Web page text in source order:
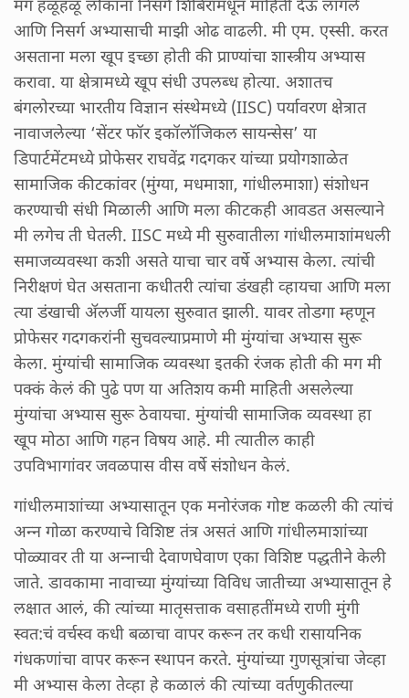
मग हळूहळू लोकांना निसर्ग शिबिरांमधून माहिती देऊ लागले
आणि निसर्ग अभ्यासाची माझी ओढ वाढली. मी एम. एस्सी. करत
असताना मला खूप इच्छा होती की प्राण्यांचा शास्त्रीय अभ्यास
करावा. या क्षेत्रामध्ये खूप संधी उपलब्ध होत्या. अशातच
बंगलोरच्या भारतीय विज्ञान संस्थेमध्ये (IISC) पर्यावरण क्षेत्रात
नावाजलेल्या ‘सेंटर फॉर इकॉलॉजिकल सायन्सेस’ या
डिपार्टमेंटमध्ये प्रोफेसर राघवेंद्र गदगकर यांच्या प्रयोगशाळेत
सामाजिक कीटकांवर (मुंग्या, मधमाशा, गांधीलमाशा) संशोधन
करण्याची संधी मिळाली आणि मला कीटकही आवडत असल्याने
मी लगेच ती घेतली. IISC मध्ये मी सुरुवातीला गांधीलमाशांमधली
समाजव्यवस्था कशी असते याचा चार वर्षे अभ्यास केला. त्यांची
निरीक्षणं घेत असताना कधीतरी त्यांचा डंखही व्हायचा आणि मला
त्या डंखाची ॲलर्जी यायला सुरुवात झाली. यावर तोडगा म्हणून
प्रोफेसर गदगकरांनी सुचवल्याप्रमाणे मी मुंग्यांचा अभ्यास सुरू
केला. मुंग्यांची सामाजिक व्यवस्था इतकी रंजक होती की मग मी
पक्कं केलं की पुढे पण या अतिशय कमी माहिती असलेल्या
मुंग्यांचा अभ्यास सुरू ठेवायचा. मुंग्यांची सामाजिक व्यवस्था हा
खूप मोठा आणि गहन विषय आहे. मी त्यातील काही
उपविभागांवर जवळपास वीस वर्षे संशोधन केलं.
गांधीलमाशांच्या अभ्यासातून एक मनोरंजक गोष्ट कळली की त्यांचं
अन्न गोळा करण्याचे विशिष्ट तंत्र असतं आणि गांधीलमाशांच्या
पोळ्यावर ती या अन्नाची देवाणघेवाण एका विशिष्ट पद्धतीने केली
जाते. डावकामा नावाच्या मुंग्यांच्या विविध जातीच्या अभ्यासातून हे
लक्षात आलं, की त्यांच्या मातृसत्ताक वसाहतींमध्ये राणी मुंगी
स्वत:चं वर्चस्व कधी बळाचा वापर करून तर कधी रासायनिक
गंधकणांचा वापर करून स्थापन करते. मुंग्यांच्या गुणसूत्रांचा जेव्हा
मी अभ्यास केला तेव्हा हे कळालं की त्यांच्या वर्तणुकीतल्या